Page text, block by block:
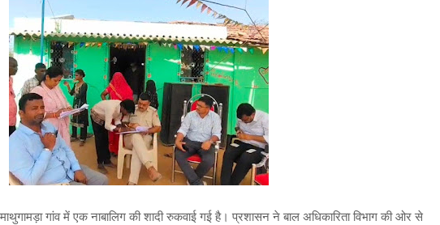
गांव में एक नाबालिग की शादी रुकवाई गई है। प्रशासन ने बाल अधिकारिता विभाग की ओर से